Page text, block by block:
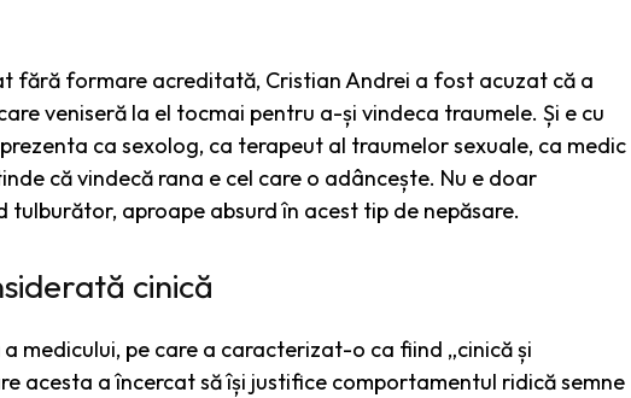
fără formare acreditată, Cristian Andrei a fost acuzat că a
veniseră la el tocmai pentru a-și vindeca traumele. Și e cu
ca sexolog, ca terapeut al traumelor sexuale, ca medic
că vindecă rana e cel care o adâncește. Nu e doar
tulburător, aproape absurd în acest tip de nepăsare.
cinică
medicului, pe care a caracterizat-o ca fiind „cinică și
acesta a încercat să își justifice comportamentul ridică semne